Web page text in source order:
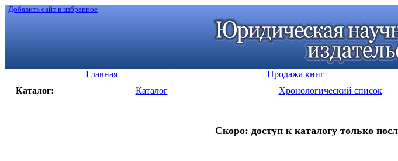
Добавить сайт в избранное
Главная Продажа книг
Каталог:
Каталог Хронологический список
Скоро: доступ к каталогу только